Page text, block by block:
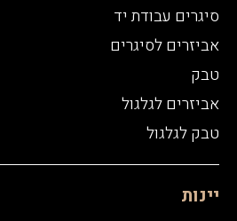
סיגרים עבודת יד
אביזרים לסיגרים
טבק
אביזרים לגלגול
טבק לגלגול
יינות